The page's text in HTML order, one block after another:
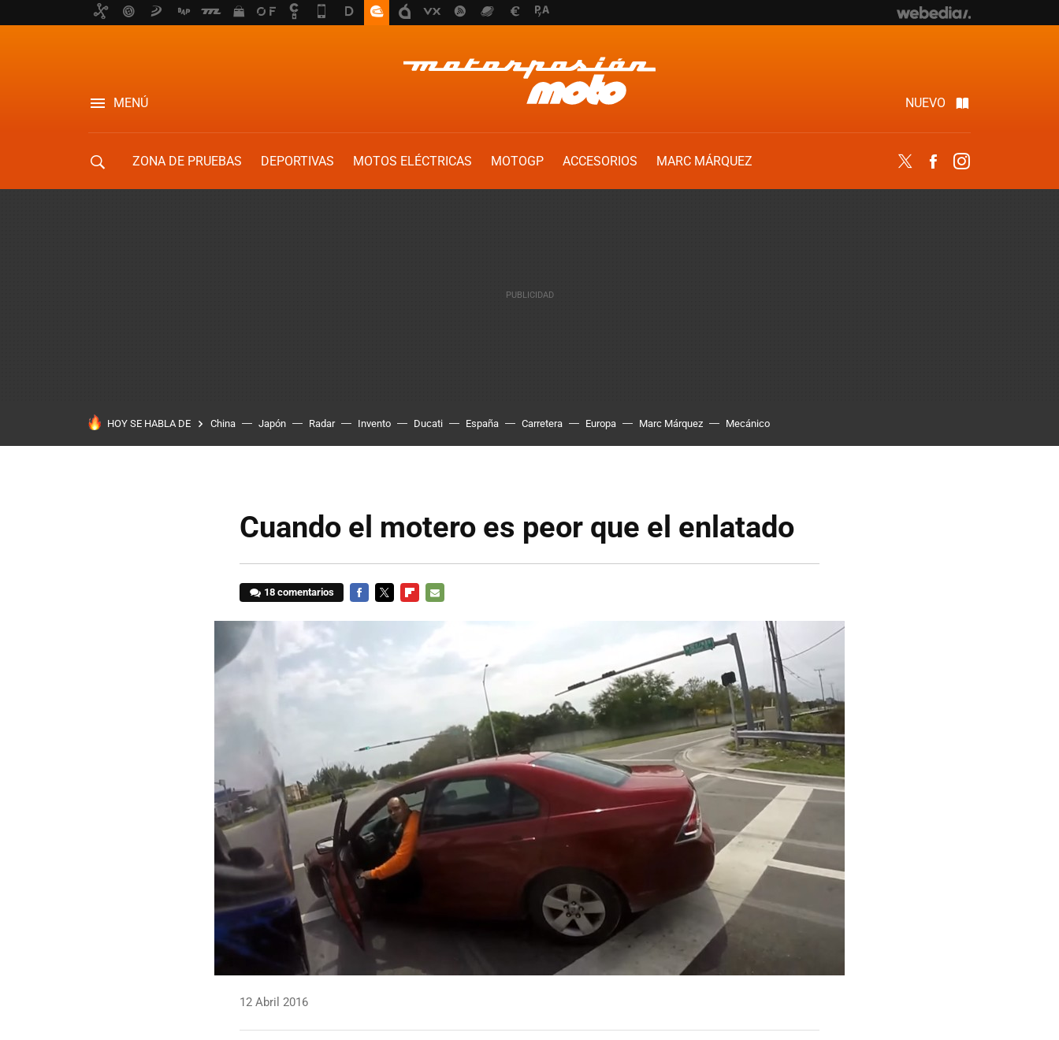
MENÚ NUEVO
ZONA DE PRUEBAS DEPORTIVAS MOTOS ELÉCTRICAS MOTOGP ACCESORIOS
MARC MÁRQUEZ
Twitter Facebook
HOY SE HABLA DE China Japón Radar Invento Ducati España Carretera Europa Marc Márquez Mecánico
Cuando el motero es peor que el enlatado
18 comentarios
MAIL
12 Abril 2016